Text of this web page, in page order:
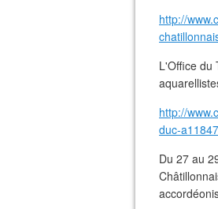
http://
L'Office du
http://
duc-
Du 27 au